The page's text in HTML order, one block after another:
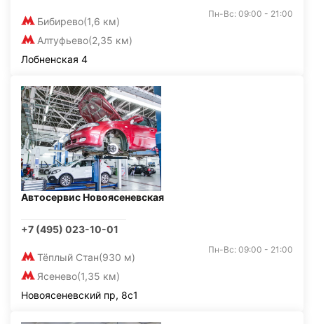
Бибирево(1,6 км)
Алтуфьево(2,35 км)
Пн-Вс: 09:00 - 21:00
Лобненская 4
Автосервис Новоясеневская
+7 (495) 023-10-01
Тёплый Стан(930 м)
Ясенево(1,35 км)
Пн-Вс: 09:00 - 21:00
Новоясеневский пр, 8с1